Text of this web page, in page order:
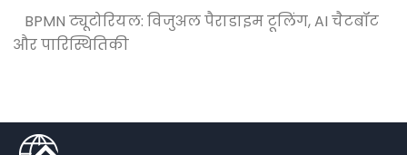
BPMN ट्यूटोरियल: विजुअल पैराडाइम टूलिंग, AI चैटबॉट
और पारिस्थितिकी